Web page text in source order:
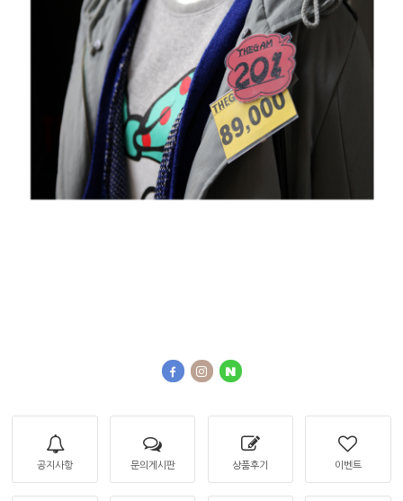
공지사항 문의게시판 상품후기 이벤트